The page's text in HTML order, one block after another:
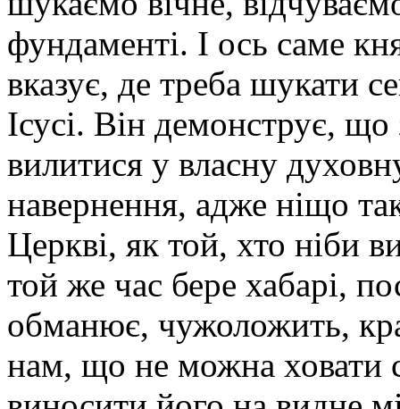
фундаменті. І ось саме
вказує, де треба шукати
Ісусі. Він демонструє,
вилитися у власну
навернення, адже ніщо
Церкві, як той, хто ніби
той же час бере хабарі,
обманює, чужоложить,
нам, що не можна ховати